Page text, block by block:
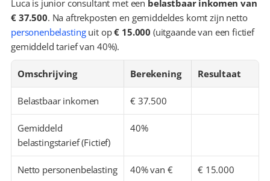
Luca is junior consultant met een belastbaar inkomen van
€ 37.500
. Na aftrekposten en gemiddeldes komt zijn netto
personenbelasting uit op € 15.000 (uitgaande van een fictief
gemiddeld tarief van 40%).
Omschrijving Berekening Resultaat
Belastbaar inkomen € 37.500
Gemiddeld
belastingstarief (Fictief)
40%
Netto personenbelasting
40% van €
€ 15.000